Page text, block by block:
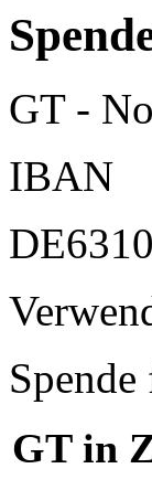
GT -
IBAN
GT in